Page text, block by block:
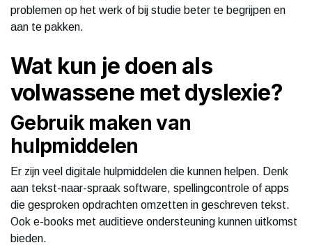
problemen op het werk of bij studie beter te begrijpen en
aan te pakken.
Wat kun je doen als
volwassene met dyslexie?
Gebruik maken van
hulpmiddelen
Er zijn veel digitale hulpmiddelen die kunnen helpen. Denk
aan tekst-naar-spraak software, spellingcontrole of apps
die gesproken opdrachten omzetten in geschreven tekst.
Ook e-books met auditieve ondersteuning kunnen uitkomst
bieden.